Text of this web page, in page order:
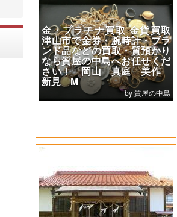
第48回津山納涼ごんごまつり
閉会によせて
津山納涼ごんごまつりIN吉井川 実行
委員会［公式］